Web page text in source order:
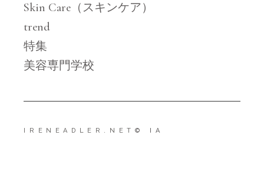
Skin Care（スキンケア）
trend
特集
美容専門学校
IRENEADLER.NET © IA